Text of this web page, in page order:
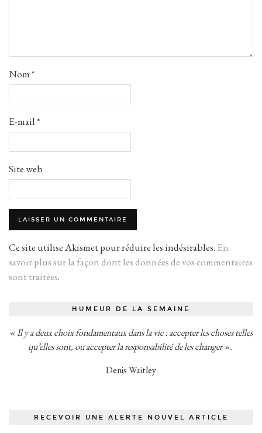
Nom*
E-mail*
Site web
Ce site utilise Akismet pour réduire les indésirables. En
savoir plus sur la façon dont les données de vos commentaires
sont traitées.
HUMEUR DE LA SEMAINE
« Il y a deux choix fondamentaux dans la vie : accepter les choses telles
qu’elles sont, ou accepter la responsabilité de les changer ».
Denis Waitley
RECEVOIR UNE ALERTE NOUVEL ARTICLE